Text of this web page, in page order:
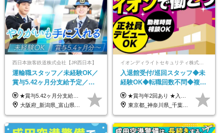
西日本旅客鉄道株式会社【JR西日本】
運輸職スタッフ／未経験OK／
賞与5.42ヶ月分支給予定／残
業月11h程／年休119日+有給
平均18.7日
★賞与5.42ヶ月分支給予定あり！ （大卒以上）月給24万1,692円～39万5,780円＋各種手当＋賞与2回 （高卒以上）月給22万2,662円～39万5,780円＋各種手当＋賞与2回 ※上記は2025年度新卒支払額（京阪神地区）となります ※勤務地・学歴で異なり、ご経験・能力等をふまえた金額を加算します ※残業代は別途全額支給します ※当社規程に基づき決定します ※試用期間あり（3ヶ月／待遇に変更はありません） ※基本給以外の諸手当として扶養・職務・時間外・通勤手当等を支給します ※京阪神地区以外の勤務地の場合 月給（大卒）23万0,706円～／月給（高卒）21万2,541円～となります
大阪府_新潟県_富山県_石川県_福井県_三重県_兵庫県_京都府_滋賀県_奈良県_和歌山県_広島県_岡山県_鳥取県_島根県_山口県_福岡県
入退館受付/巡回スタッフ◆未
経験OK◆転職回数不問◆複数
勤務地で募集中◆ブランクあ
りOK◆室内業務がメイン
★賞与年2回あり ★入社祝い金3万円支給 ★出産祝い金や育児支援金などの手当も充実！ ≪給与モデル≫ 【東京】基本給27万2780円/月給＋時間外手当（25h） 【愛知】基本給25万4990円/月給＋時間外手当（25h） 【大阪】基本給25万4990円/月給＋時間外手当（25h） 【福岡】基本給23万7200円/月給＋時間外手当（25h） -------------- ▽各地の給与は下記をご確認ください！ ■北海道 月給20万円～ ■東北 月給20万円～ ■北関東 埼玉／月給22万5000円～ 茨城・群馬・新潟／月給20万円～ ■南関東 東京・神奈川／月給23万円～ 千葉／月給22万5000円～ 山梨／月給20万円～ ■中部 愛知／月給21万5000円～ 長野・岐阜・三重／月給20万円～ ■関西 大阪／月給21万5000円～ 京都・兵庫／月給21万円～ 滋賀・奈良／月給20万円～ ■中四国 岡山・山口・四国・広島／月給20万円～ ■九州 福岡・鹿児島・長崎／月給20万円～
東京都_神奈川県_千葉県_北海道_福島県_長野県_岐阜県_三重県_京都府_福岡県